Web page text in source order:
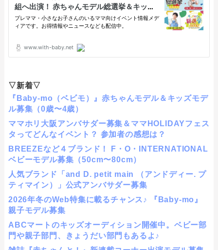
▽新着▽
『Baby-mo（ベビモ）』赤ちゃんモデル＆キッズモデ
ル募集（0歳〜4歳）
ママホリ大阪アンバサダー募集＆ママHOLIDAYフェス
タってどんなイベント？ 参加者の感想は？
BREEZEなど４ブランド！ F・O・INTERNATIONAL
ベビーモデル募集（50cm〜80cm）
人気ブランド「and D. petit main （アンドディー. プ
ティマイン）」公式アンバサダー募集
2026年冬のWeb特集に載るチャンス♪ 『Baby-mo』
親子モデル募集
ABCマートのキッズオーディション開催中。ベビー部
門や親子部門、きょうだい部門もあるよ♪